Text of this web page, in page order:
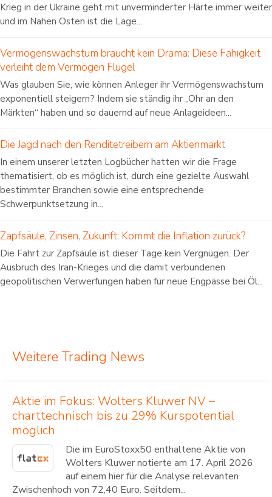
Krieg in der Ukraine geht mit unverminderter Härte immer weiter
und im Nahen Osten ist die Lage...
Vermögenswachstum braucht kein Drama: Diese Fähigkeit
verleiht dem Vermögen Flügel
Was glauben Sie, wie können Anleger ihr Vermögenswachstum
exponentiell steigern? Indem sie ständig ihr „Ohr an den
Märkten“ haben und so dauernd auf neue Anlageideen...
Die Jagd nach den Renditetreibern am Aktienmarkt
In einem unserer letzten Logbücher hatten wir die Frage
thematisiert, ob es möglich ist, durch eine gezielte Auswahl
bestimmter Branchen sowie eine entsprechende
Schwerpunktsetzung in...
Zapfsäule, Zinsen, Zukunft: Kommt die Inflation zurück?
Die Fahrt zur Zapfsäule ist dieser Tage kein Vergnügen. Der
Ausbruch des Iran-Krieges und die damit verbundenen
geopolitischen Verwerfungen haben für neue Engpässe bei Öl...
Weitere Trading News
Aktie im Fokus: Wolters Kluwer NV –
charttechnisch bis zu 29% Kurspotential
möglich
Die im EuroStoxx50 enthaltene Aktie von
Wolters Kluwer notierte am 17. April 2026
auf einem hier für die Analyse relevanten
Zwischenhoch von 72,40 Euro. Seitdem...